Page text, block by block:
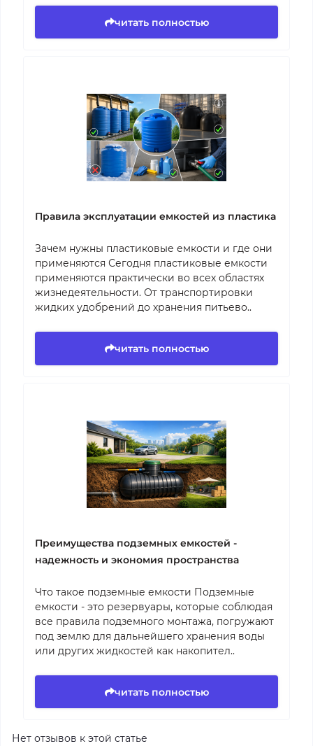
читать полностью
Правила эксплуатации емкостей из пластика
Зачем нужны пластиковые емкости и где они
применяются Сегодня пластиковые емкости
применяются практически во всех областях
жизнедеятельности. От транспортировки
жидких удобрений до хранения питьево..
читать полностью
Преимущества подземных емкостей -
надежность и экономия пространства
Что такое подземные емкости Подземные
емкости - это резервуары, которые соблюдая
все правила подземного монтажа, погружают
под землю для дальнейшего хранения воды
или других жидкостей как накопител..
читать полностью
Нет отзывов к этой статье